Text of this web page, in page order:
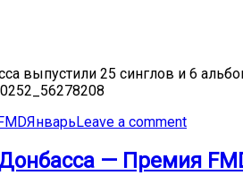
выпустили 25 синглов и 6
ЯнварьLeave a comment
— Премия